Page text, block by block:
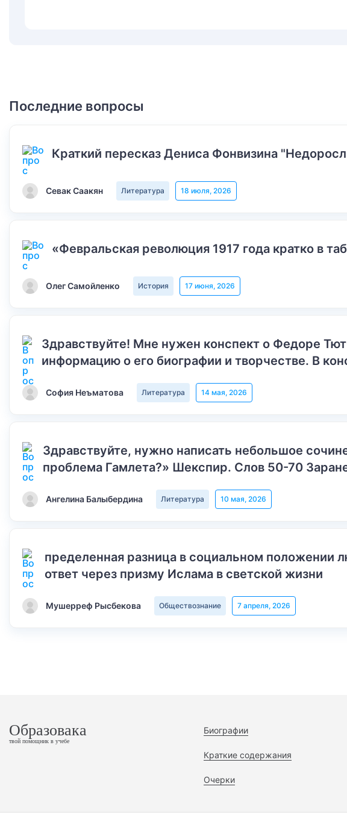
Последние вопросы
Краткий пересказ Дениса Фонвизина
Севак Саакян Литература 18 июля, 2026
«Февральская революция 1917 года кратко в
Олег Самойленко История 17 июня, 2026
Здравствуйте! Мне нужен конспект о Федоре
информацию о его биографии и творчестве. В
София Неъматова Литература 14 мая, 2026
Здравствуйте, нужно написать небольшое
проблема Гамлета?» Шекспир. Слов 50-70
Ангелина Балыбердина Литература 10 мая, 2026
пределенная разница в социальном положении
ответ через призму Ислама в светской жизни
Мушерреф Рысбекова Обществознание 7 апреля, 2026
Образовака
твой помощник в учебе
Биографии
Краткие содержания
Очерки